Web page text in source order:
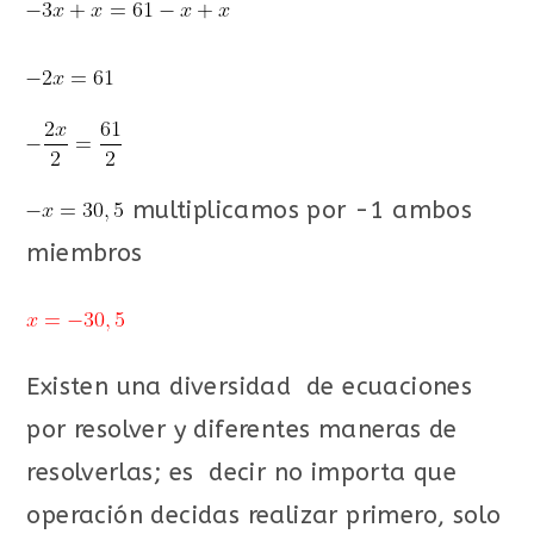
multiplicamos por -1 ambos
miembros
Existen una diversidad de ecuaciones
por resolver y diferentes maneras de
resolverlas; es decir no importa que
operación decidas realizar primero, solo